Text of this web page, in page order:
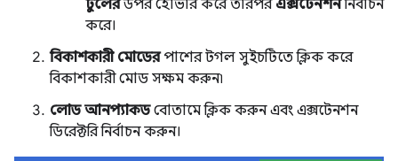
টুলেরউপর হোভার করে তারপর এক্সটেনশননির্বাচন
করে।
বিকাশকারী মোডেরপাশের টগল সুইচটিতে ক্লিক করে
বিকাশকারী মোড সক্ষম করুন৷
লোড আনপ্যাকডবোতামে ক্লিক করুন এবং এক্সটেনশন
ডিরেক্টরি নির্বাচন করুন।